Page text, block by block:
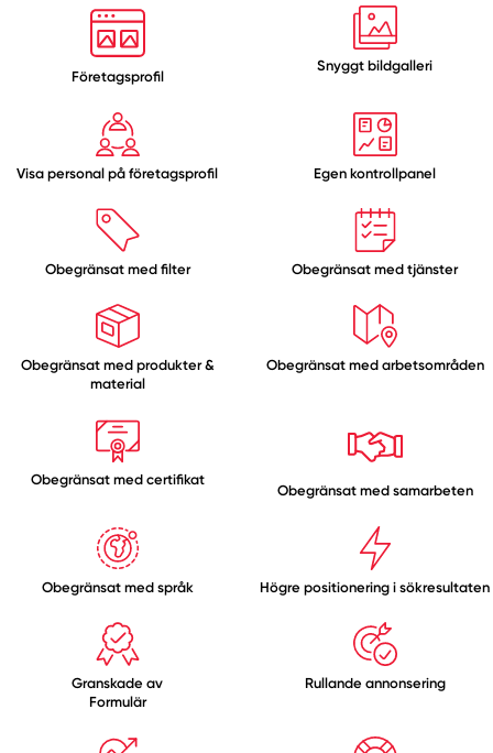
Företagsprofil
Snyggt bildgalleri
Visa personal på företagsprofil Egen kontrollpanel
Obegränsat medfilter Obegränsat med tjänster
Obegränsat medprodukter &
material
Obegränsat medarbetsområden
Obegränsat medcertifikat
Obegränsat medsamarbeten
Obegränsat medspråk Högre positionering i sökresultaten
Granskade av
Formulär
Rullande annonsering